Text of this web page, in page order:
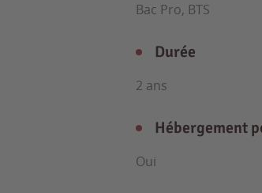
Bac Pro, BTS
Durée
2 ans
Hébergement
Oui